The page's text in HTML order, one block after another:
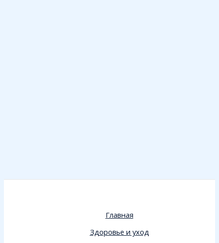
Главная
Здоровье и уход